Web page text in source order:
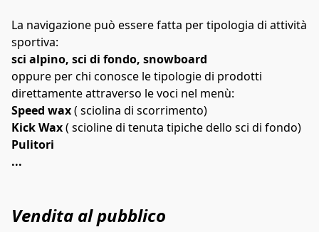
La navigazione può essere fatta per tipologia di attività
sportiva:
sci alpino, sci di fondo, snowboard
oppure per chi conosce le tipologie di prodotti
direttamente attraverso le voci nel menù:
Speed wax ( sciolina di scorrimento)
Kick Wax ( scioline di tenuta tipiche dello sci di fondo)
Pulitori
...
Vendita al pubblico